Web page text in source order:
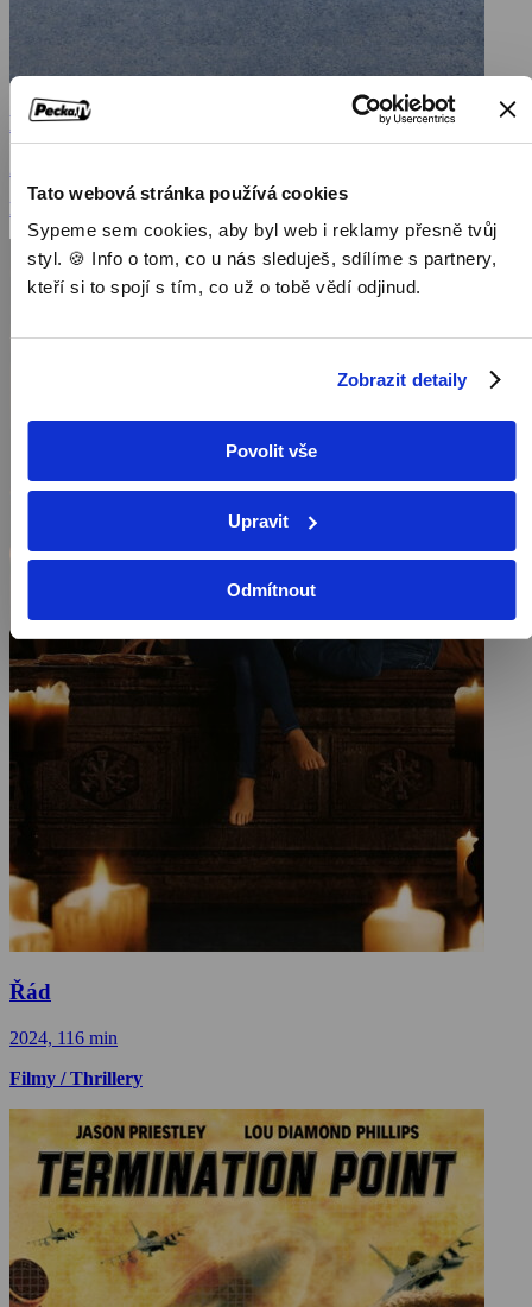
Tato webová stránka používá cookies
Sypeme sem cookies, aby byl web i reklamy přesně tvůj
styl. 🍪 Info o tom, co u nás sleduješ, sdílíme s partnery,
kteří si to spojí s tím, co už o tobě vědí odjinud.
Zobrazit detaily
Povolit vše
Upravit
Odmítnout
Pojď si hrát
Filmy / Thrillery / Horory / Filmy různých žánrů / Mysteriózní
Řád
2024, 116 min
Filmy / Thrillery